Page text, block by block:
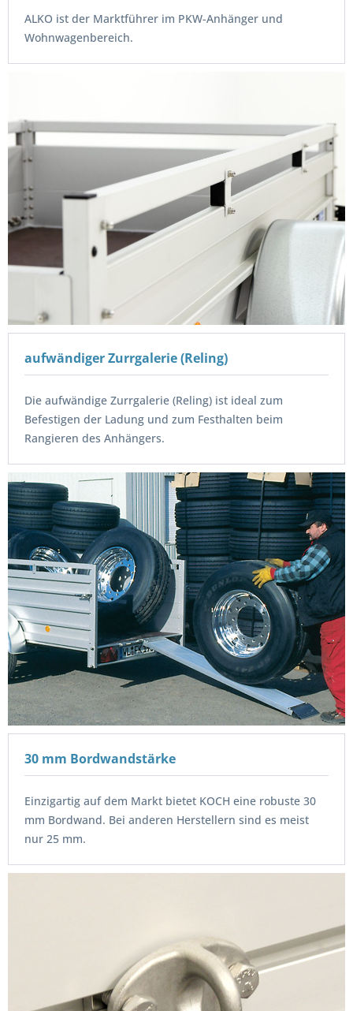
ALKO ist der Marktführer im PKW-Anhänger und
Wohnwagenbereich.
aufwändiger Zurrgalerie (Reling)
Die aufwändige Zurrgalerie (Reling) ist ideal zum
Befestigen der Ladung und zum Festhalten beim
Rangieren des Anhängers.
30 mm Bordwandstärke
Einzigartig auf dem Markt bietet KOCH eine robuste 30
mm Bordwand. Bei anderen Herstellern sind es meist
nur 25 mm.